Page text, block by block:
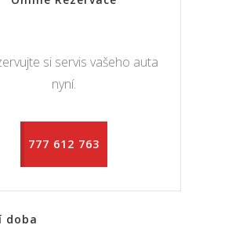
si servis vašeho auta
nyní.
777 612 763
doba